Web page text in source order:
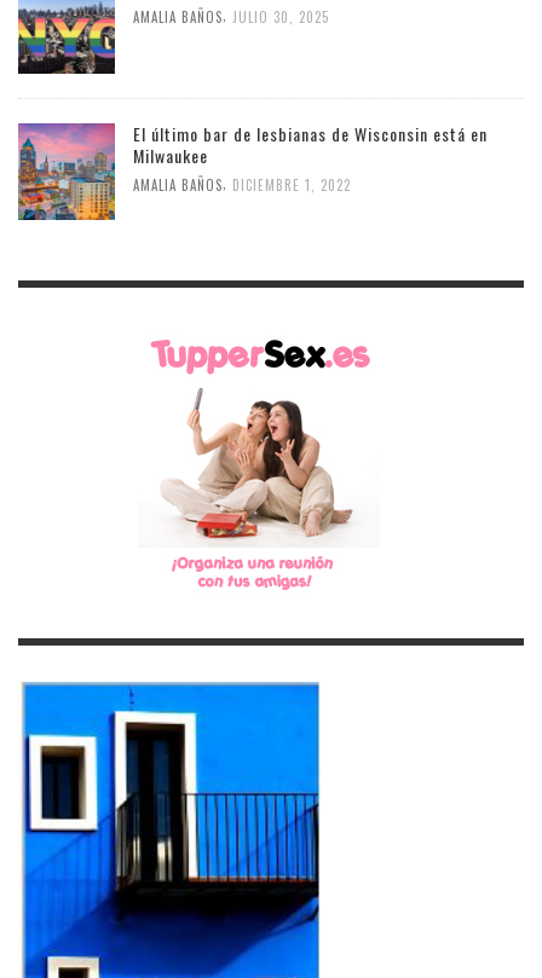
AMALIA BAÑOS JULIO 30, 2025
El último bar de lesbianas de Wisconsin está en
Milwaukee
AMALIA BAÑOS DICIEMBRE 1, 2022